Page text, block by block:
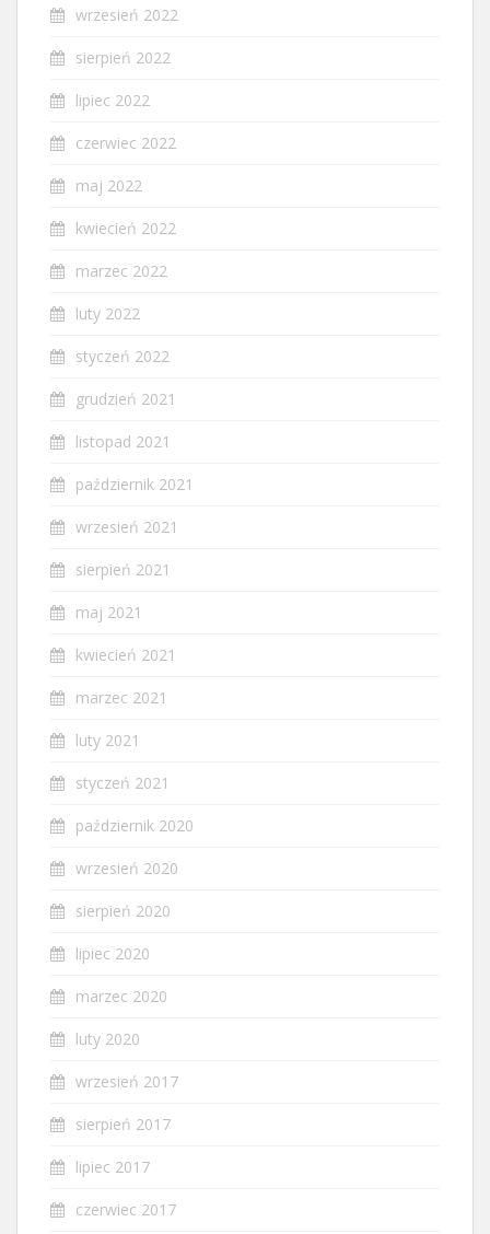
wrzesień 2022
sierpień 2022
lipiec 2022
czerwiec 2022
maj 2022
kwiecień 2022
marzec 2022
luty 2022
styczeń 2022
grudzień 2021
listopad 2021
październik 2021
wrzesień 2021
sierpień 2021
maj 2021
kwiecień 2021
marzec 2021
luty 2021
styczeń 2021
październik 2020
wrzesień 2020
sierpień 2020
lipiec 2020
marzec 2020
luty 2020
wrzesień 2017
sierpień 2017
lipiec 2017
czerwiec 2017